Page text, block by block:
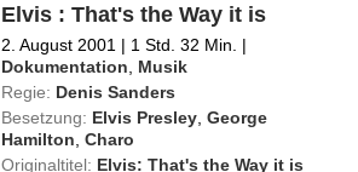
Elvis : That's the Way it is
2. August 2001 | 1 Std. 32 Min. |
Dokumentation
Musik
Regie: Denis Sanders
Besetzung: Elvis Presley ,George
Hamilton ,Charo
Originaltitel: Elvis: That's the Way it is